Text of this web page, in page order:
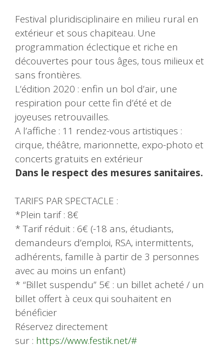
Festival pluridisciplinaire en milieu rural en
extérieur et sous chapiteau. Une
programmation éclectique et riche en
découvertes pour tous âges, tous milieux et
sans frontières.
L’édition 2020 : enfin un bol d’air, une
respiration pour cette fin d’été et de
joyeuses retrouvailles.
A l’affiche : 11 rendez-vous artistiques :
cirque, théâtre, marionnette, expo-photo et
concerts gratuits en extérieur
Dans le respect des mesures sanitaires.
TARIFS PAR SPECTACLE :
*Plein tarif : 8€
* Tarif réduit : 6€ (-18 ans, étudiants,
demandeurs d’emploi, RSA, intermittents,
adhérents, famille à partir de 3 personnes
avec au moins un enfant)
* “Billet suspendu” 5€ : un billet acheté / un
billet offert à ceux qui souhaitent en
bénéficier
Réservez directement
sur : https://www.festik.net/#